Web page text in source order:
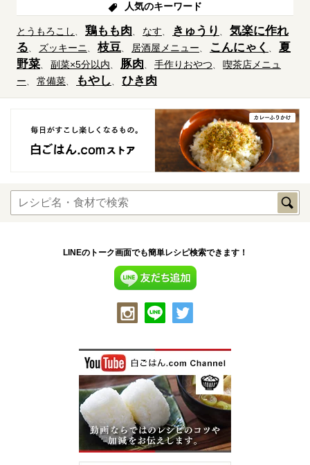
人気のキーワード
とうもろこし 鶏もも肉 なす きゅうり
気楽に作れ
る
ズッキーニ 枝豆 居酒屋メニュー こんにゃく
夏
野菜
副菜×5分以内 豚肉 手作りおやつ
喫茶店メニュ
ー
常備菜 もやし ひき肉
LINEのトーク画面でも簡単レシピ検索できます！